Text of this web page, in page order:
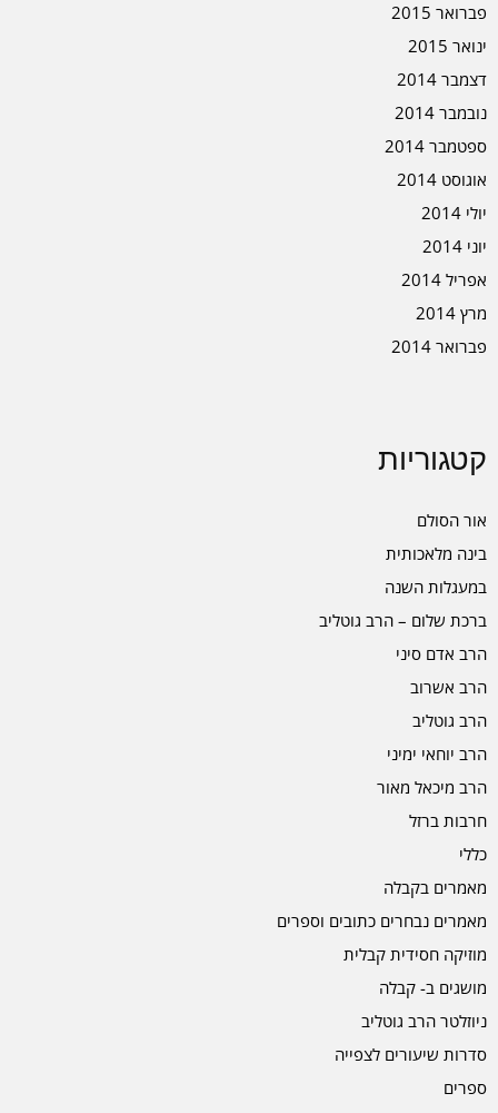
פברואר 2015
ינואר 2015
דצמבר 2014
נובמבר 2014
ספטמבר 2014
אוגוסט 2014
יולי 2014
יוני 2014
אפריל 2014
מרץ 2014
פברואר 2014
קטגוריות
אור הסולם
בינה מלאכותית
במעגלות השנה
ברכת שלום – הרב גוטליב
הרב אדם סיני
הרב אשרוב
הרב גוטליב
הרב יוחאי ימיני
הרב מיכאל מאור
חרבות ברזל
כללי
מאמרים בקבלה
מאמרים נבחרים כתובים וספרים
מוזיקה חסידית קבלית
מושגים ב- קבלה
ניוזלטר הרב גוטליב
סדרות שיעורים לצפייה
ספרים